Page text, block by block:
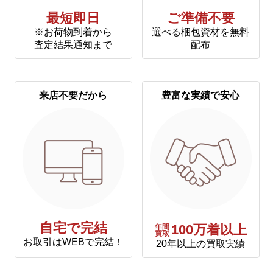
最短即日
※お荷物到着から
査定結果通知まで
ご準備不要
選べる梱包資材を無料
配布
来店不要だから
自宅で完結
お取引はWEBで完結！
豊富な実績で安心
年間
買取 100万着以上
20年以上の買取実績